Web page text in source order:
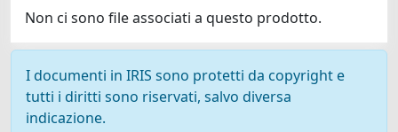
Non ci sono file associati a questo prodotto.
I documenti in IRIS sono protetti da copyright e
tutti i diritti sono riservati, salvo diversa
indicazione.